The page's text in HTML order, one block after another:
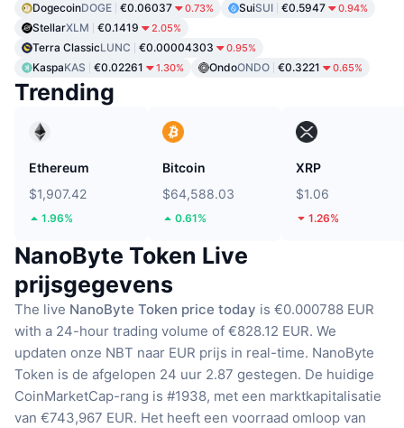
DogecoinDOGE €0.06037 0.73% SuiSUI €0.5947 0.94%
StellarXLM €0.1419 2.05%
Terra ClassicLUNC €0.00004303 0.95%
KaspaKAS €0.02261 1.30% OndoONDO €0.3221 0.65%
Trending
Ethereum
$1,907.42
1.96%
Bitcoin
$64,588.03
0.61%
XRP
$1.06
1.26%
NanoByte Token Live
prijsgegevens
The live NanoByte Token price today is €0.000788 EUR
with a 24-hour trading volume of €828.12 EUR. We
updaten onze NBT naar EUR prijs in real-time. NanoByte
Token is de afgelopen 24 uur 2.87 gestegen. De huidige
CoinMarketCap-rang is #1938, met een marktkapitalisatie
van €743,967 EUR. Het heeft een voorraad omloop van